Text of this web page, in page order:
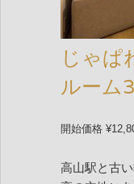
じゃぱ
ルーム3
開始価格
高山駅と古